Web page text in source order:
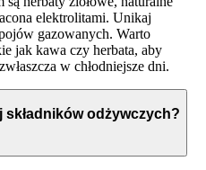
elektrolitami. Unikaj
gazowanych. Warto
jak kawa czy herbata, aby
w chłodniejsze dni.
odżywczych?